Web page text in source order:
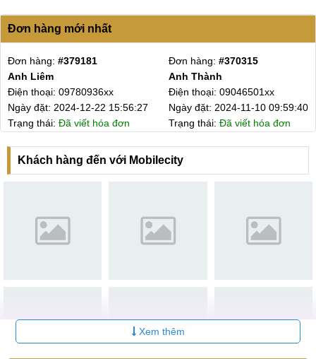
3
Thay Pin Samsung Galaxy
A20s
Liên
6-12
4
Galaxy A20s
hệ
Sửa nguồn Samsung Galaxy
A20s
Liên
hệ
6-12
tháng
Thay Camera Samsung
Galaxy A20s
Liên
hệ
6-12
tháng
thoại to nhỏ khác nhau cùng cung cấp dịch vụ thay mặt kính, ép
kính cho chiếc di động Galaxy A20s. Tuy nhiên, chính vì sự bão
Nếu bạn đang đứng giữa tâm lý hoang mang đó thì hãy để
Đơn hàng mới nhất
Đơn hàng: #379181
Anh Liêm
Điện thoại: 09780936xx
Ngày đặt: 2024-12-22 15:56:27
Trạng thái: Đã viết hóa đơn
Đơn hàng: #370315
Anh Thành
Điện thoại: 09046501xx
Ngày đặt: 2024-11-10 09:59:40
Trạng thái: Đã viết hóa đơn
Khách hàng đến với Mobilecity
Xem thêm